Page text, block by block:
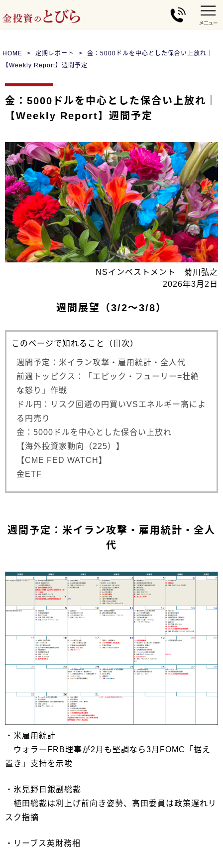
HOME 定期レポート
金：5000ドルを中心とした保合い上放れ｜
【Weekly Report】週間予定
金：5000ドルを中心とした保合い上放れ｜
【Weekly Report】週間予定
NSインベストメント 菊川弘之
2026年3月2日
週間展望（3/2～3/8）
このページで知れること（目次）
週間予定：米イラン攻撃・雇用統計・全人代
前週トッピクス：「エピック・フューリー=壮絶
な怒り」作戦
ドル円：リスク回避の円買いVSエネルギー高によ
る円売り
金：5000ドルを中心とした保合い上放れ
【海外投資家動向（225）】
【CME FED WATCH】
金ETF
週間予定：米イラン攻撃・雇用統計・全人
代
・米雇用統計
ウォラーFRB理事が2月も堅調なら3月FOMC「据え
置き」支持を示唆
・氷見野日銀副総裁
植田総裁は利上げ前向き姿勢、高田委員は政策遅れリ
スク指摘
・リーブス英財務相